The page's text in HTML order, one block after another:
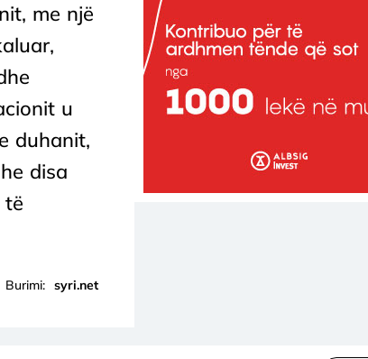
me një
u
duhanit,
disa
të
Burimi: syri.net